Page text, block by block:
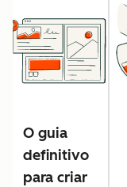
O guia
definitivo
para criar